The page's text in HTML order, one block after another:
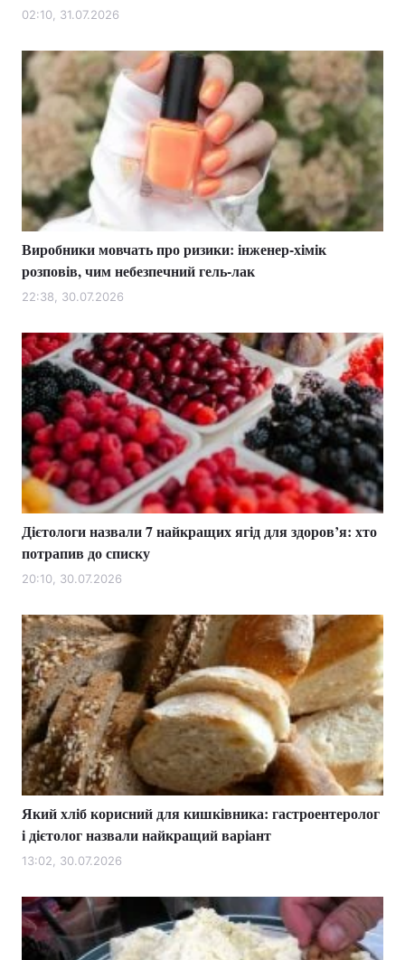
02:10, 31.07.2026
Виробники мовчать про ризики: інженер-хімік
розповів, чим небезпечний гель-лак
22:38, 30.07.2026
Дієтологи назвали 7 найкращих ягід для здоров’я: хто
потрапив до списку
20:10, 30.07.2026
Який хліб корисний для кишківника: гастроентеролог
і дієтолог назвали найкращий варіант
13:02, 30.07.2026